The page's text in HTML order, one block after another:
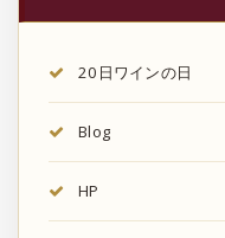
20日ワインの日
Blog
HP